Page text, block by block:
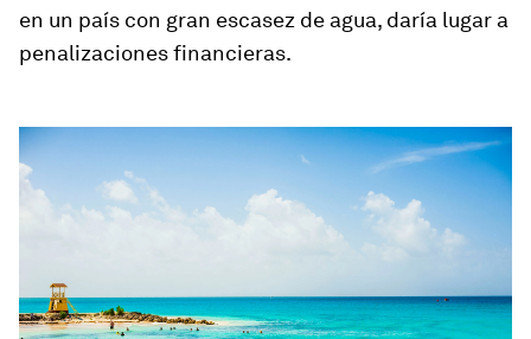
en un país con gran escasez de agua, daría lugar a
penalizaciones financieras.